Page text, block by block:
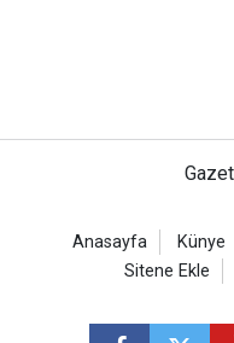
Anasayfa Künye
Sitene Ekle